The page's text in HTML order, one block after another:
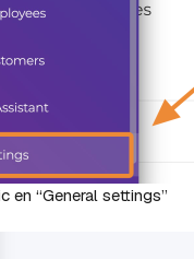
en “General settings”